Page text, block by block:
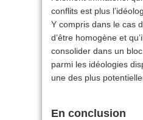
conflits est plus
Y compris dans le cas
d’être homogène et
consolider dans un
parmi les idéologies
une des plus
En conclusion